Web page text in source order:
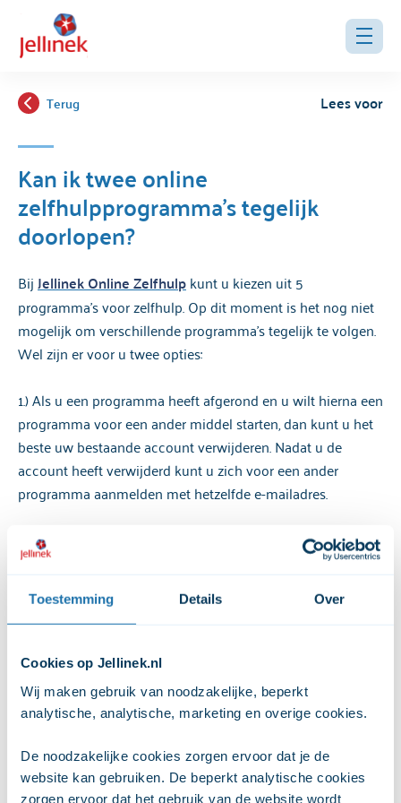
Toestemming Details Over
Cookies op Jellinek.nl
Wij maken gebruik van noodzakelijke, beperkt
analytische, analytische, marketing en overige cookies.
De noodzakelijke cookies zorgen ervoor dat je de
website kan gebruiken. De beperkt analytische cookies
zorgen ervoor dat het gebruik van de website wordt
Terug Lees voor
Kan ik twee online
zelfhulpprogramma's tegelijk
doorlopen?
BijJellinek Online Zelfhulpkunt u kiezen uit 5
programma's voor zelfhulp. Op dit moment is het nog niet
mogelijk om verschillende programma's tegelijk te volgen.
Wel zijn er voor u twee opties:
1.) Als u een programma heeft afgerond en u wilt hierna een
programma voor een ander middel starten, dan kunt u het
beste uw bestaande account verwijderen. Nadat u de
account heeft verwijderd kunt u zich voor een ander
programma aanmelden met hetzelfde e-mailadres.
Hoe kunt u een bestaande account verwijderen?
Log in op uw programma
Klik rechtsboven in het gebruikersmenu op
'Instellingen'
Klik op de button 'Account verwijderen'.
Bevestig je keuze om je account te verwijderen.
verwijderen te bevestigen.
Zodra je op de link klikt, wordt je account verwijderd